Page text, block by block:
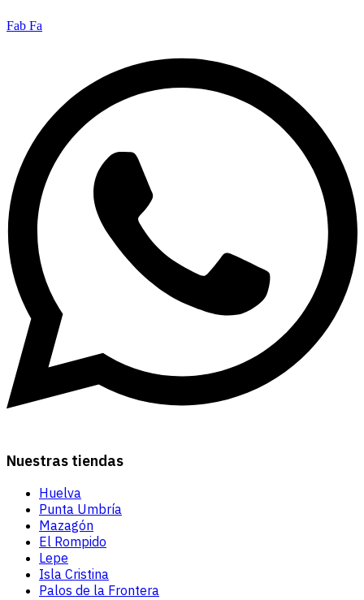
Fab Fa
Nuestras tiendas
Huelva
Punta Umbría
Mazagón
El Rompido
Lepe
Isla Cristina
Palos de la Frontera